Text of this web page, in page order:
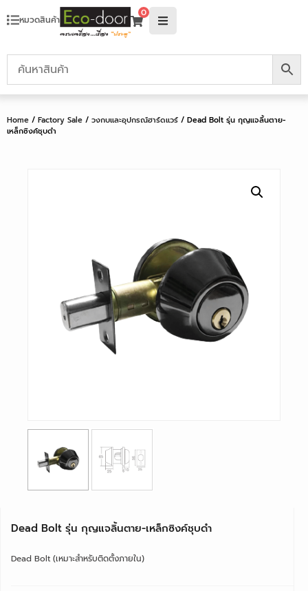
หมวดสินค้า
0
Home / Factory Sale / วงกบและอุปกรณ์ฮาร์ดแวร์ / Dead Bolt รุ่น กุญแจลิ้นตาย-
เหล็กซิงค์ชุบดำ
Dead Bolt รุ่น กุญแจลิ้นตาย-เหล็กซิงค์ชุบดำ
Dead Bolt (เหมาะสำหรับติดตั้งภายใน)